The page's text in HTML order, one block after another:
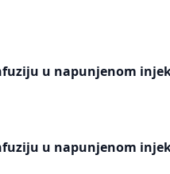
u napunjenom
u napunjenom